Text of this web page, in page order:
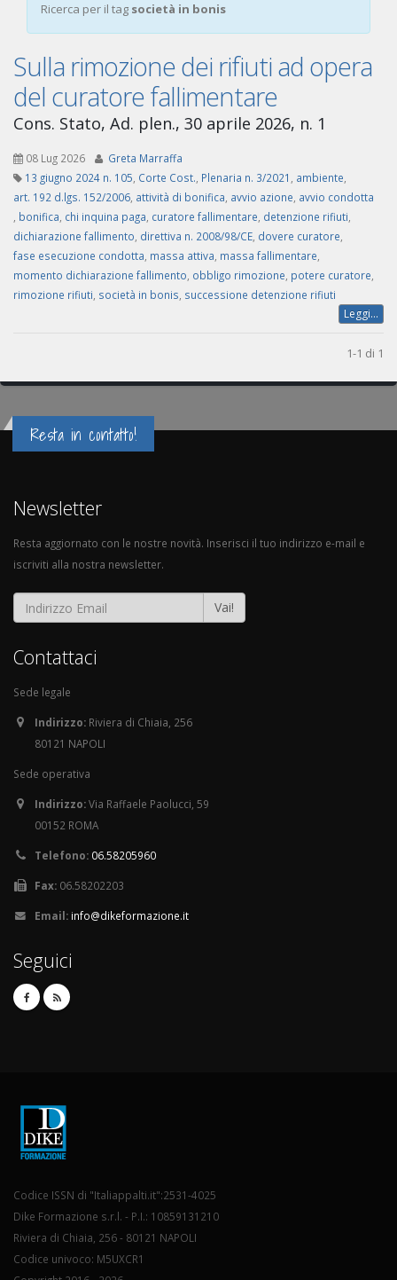
Ricerca per il tag società in bonis
Sulla rimozione dei rifiuti ad opera
del curatore fallimentare
Cons. Stato, Ad. plen., 30 aprile 2026, n. 1
08 Lug 2026
Greta Marraffa
13 giugno 2024 n. 105 Corte Cost. Plenaria n. 3/2021 ambiente
art. 192 d.lgs. 152/2006 attività di bonifica avvio azione avvio condotta
bonifica chi inquina paga curatore fallimentare detenzione rifiuti
dichiarazione fallimento direttiva n. 2008/98/CE dovere curatore
fase esecuzione condotta massa attiva massa fallimentare
momento dichiarazione fallimento obbligo rimozione potere curatore
rimozione rifiuti società in bonis successione detenzione rifiuti
Leggi...
1-1 di 1
Resta in contatto!
Newsletter
Resta aggiornato con le nostre novità. Inserisci il tuo indirizzo e-mail e
iscriviti alla nostra newsletter.
Vai!
Contattaci
Sede legale
Indirizzo: Riviera di Chiaia, 256
80121 NAPOLI
Sede operativa
Indirizzo:Via Raffaele Paolucci, 59
00152 ROMA
Telefono: 06.58205960
Fax: 06.58202203
Email: info@dikeformazione.it
Seguici
Codice ISSN di "Italiappalti.it":2531-4025
Dike Formazione s.r.l. - P.I.: 10859131210
Riviera di Chiaia, 256 - 80121 NAPOLI
Codice univoco: M5UXCR1